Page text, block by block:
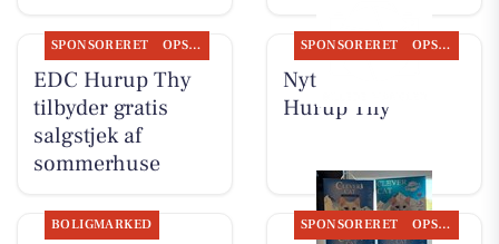
SPONSORERET OPSLAGSTAVLEN
EDC Hurup Thy
tilbyder gratis
salgstjek af
sommerhuse
SPONSORERET OPSLAGSTAVLEN
Nyt fra EDC
Hurup Thy
BOLIGMARKED SPONSORERET OPSLAGSTAVLEN